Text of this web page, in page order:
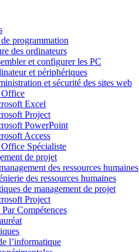
programmation
des ordinateurs
et configurer les PC
et périphériques
et sécurité des sites web
Excel
Project
PowerPoint
Access
Spécialiste
de projet
des ressources humaines
des ressources humaines
de management de projet
Project
Compétences
l’informatique